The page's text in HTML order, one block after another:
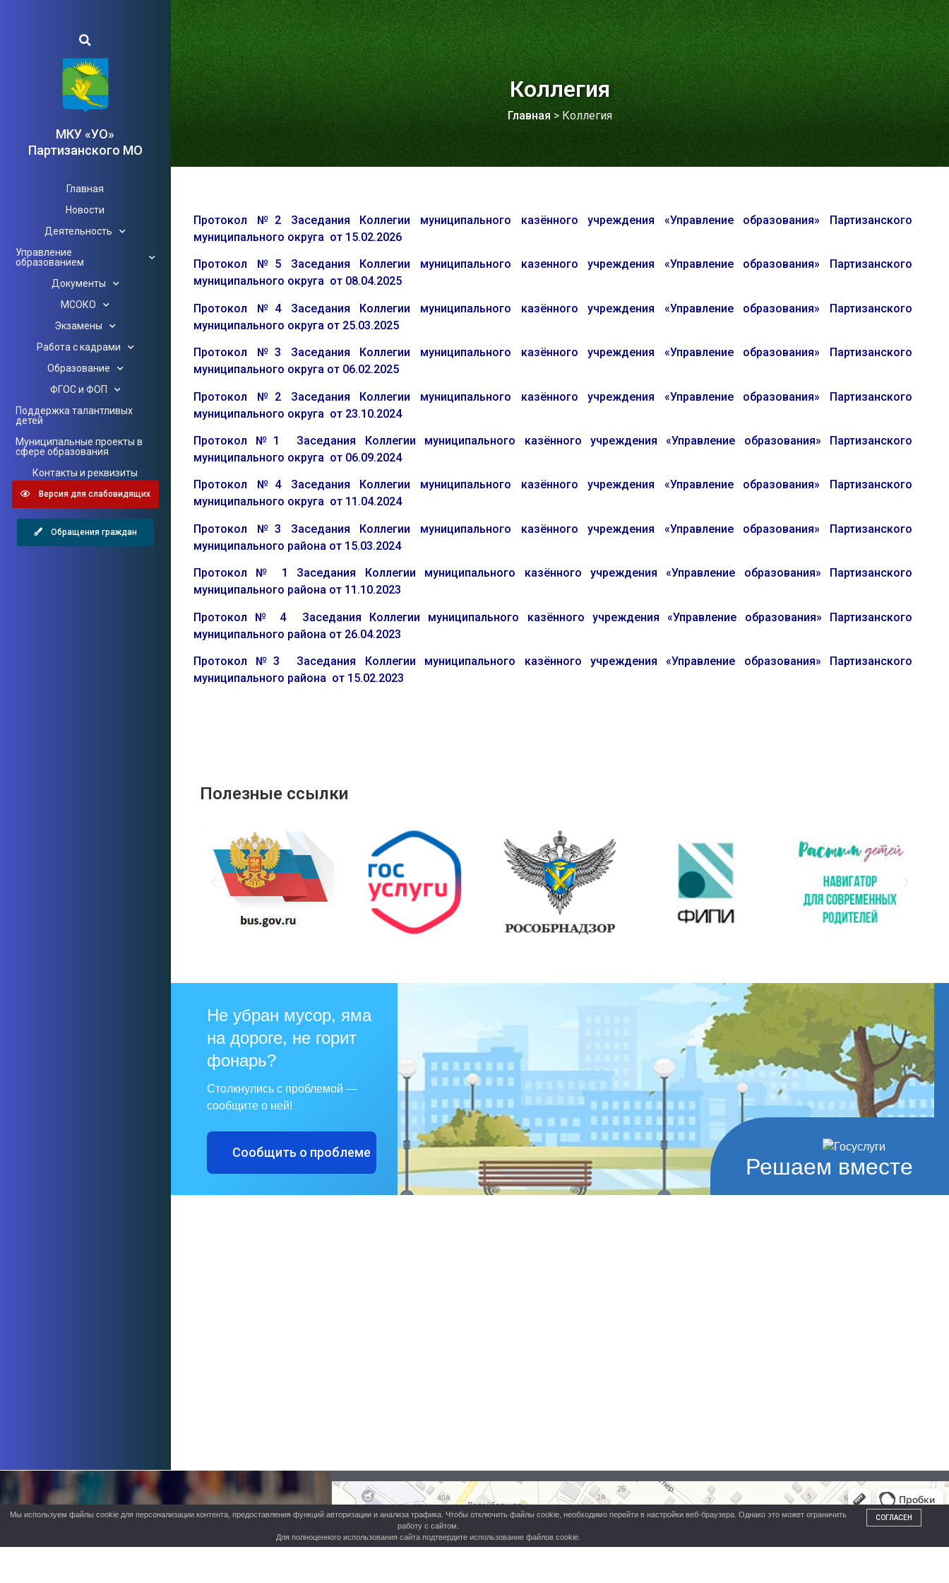
МКУ «УО»
Партизанского МО
Главная
Новости
Деятельность
Управление
образованием
Документы
МСОКО
Экзамены
Работа с кадрами
Образование
ФГОС и ФОП
Поддержка талантливых
детей
Муниципальные проекты в
сфере образования
Контакты и реквизиты
Версия для слабовидящих
Обращения граждан
Коллегия
Главная > Коллегия
Протокол №2 Заседания Коллегии муниципального казённого учреждения «Управление образования» Партизанского
муниципального округа от 15.02.2026
Протокол №5 Заседания Коллегии муниципального казенного учреждения «Управление образования» Партизанского
муниципального округа от 08.04.2025
Протокол №4 Заседания Коллегии муниципального казённого учреждения «Управление образования» Партизанского
муниципального округа от 25.03.2025
Протокол №3 Заседания Коллегии муниципального казённого учреждения «Управление образования» Партизанского
муниципального округа от 06.02.2025
Протокол №2 Заседания Коллегии муниципального казённого учреждения «Управление образования» Партизанского
муниципального округа от 23.10.2024
Протокол №1 Заседания Коллегии муниципального казённого учреждения «Управление образования» Партизанского
муниципального округа от 06.09.2024
Протокол №4 Заседания Коллегии муниципального казённого учреждения «Управление образования» Партизанского
муниципального округа от 11.04.2024
Протокол №3 Заседания Коллегии муниципального казённого учреждения «Управление образования» Партизанского
муниципального района от 15.03.2024
Протокол № 1 Заседания Коллегии муниципального казённого учреждения «Управление образования» Партизанского
муниципального района от 11.10.2023
Протокол № 4 Заседания Коллегии муниципального казённого учреждения «Управление образования» Партизанского
муниципального района от 26.04.2023
Протокол №3 Заседания Коллегии муниципального казённого учреждения «Управление образования» Партизанского
муниципального района от 15.02.2023
Полезные ссылки
Решаем вместе
Не убран мусор, яма
на дороге, не горит
фонарь?
Столкнулись с проблемой —
сообщите о ней!
Сообщить о проблеме
Яндекс Карты
Комсомольская улица, 95А — Яндекс Карты
Мы используем файлы cookie для персонализации контента, предоставления функций авторизации и анализа трафика. Чтобы отключить файлы cookie, необходимо перейти в настройки веб-браузера. Однако это может ограничить
работу с сайтом.
Для полноценного использования сайта подтвердите использование файлов cookie.
СОГЛАСЕН